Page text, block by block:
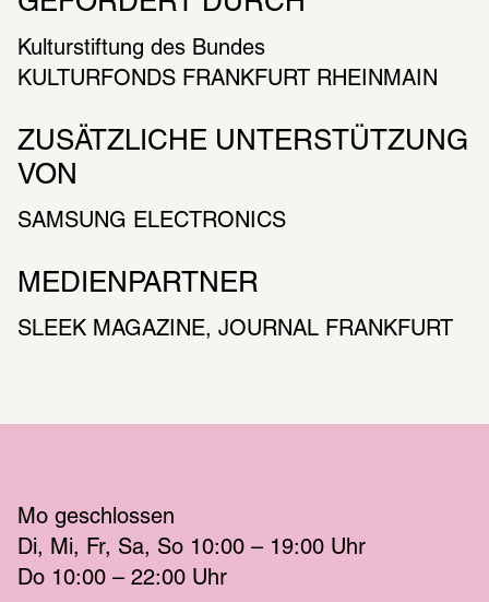
Kulturstiftung des Bundes
KULTURFONDS FRANKFURT RHEINMAIN
ZUSÄTZLICHE UNTERSTÜTZUNG
VON
SAMSUNG ELECTRONICS
MEDIENPARTNER
SLEEK MAGAZINE, JOURNAL FRANKFURT
Mo geschlossen
Di
Mi Fr Sa So 10:00 – 19:00 Uhr
Do 10:00 – 22:00 Uhr